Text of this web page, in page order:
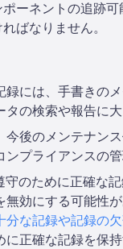
ーネントの追跡
ばなりません。
録には、手書きの
タの検索や報告に
今後のメンテナン
ンプライアンスの
守のために正確な
無効にする可能性
分な記録や記録の
に正確な記録を保